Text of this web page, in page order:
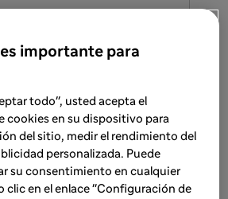
y terapéuticas,
uso de biológicos y
Accede y
en el manejo clínico de la
PRESCRIBIR O DISPENSAR
importante para
todo", usted acepta el
cookies en su dispositivo para
del sitio, medir el rendimiento del
personalizada. Puede
su consentimiento en cualquier
clic en el enlace "Configuración de